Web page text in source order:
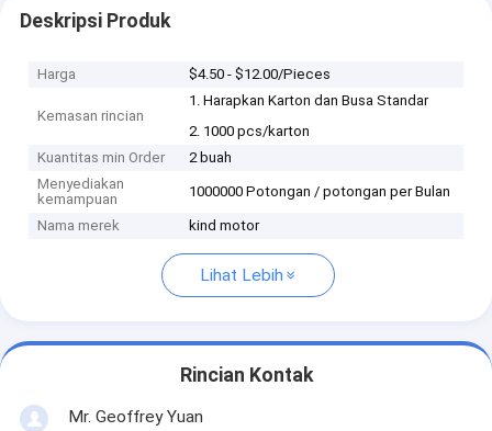
Deskripsi Produk
Harga $4.50 - $12.00/Pieces
Kemasan rincian
1. Harapkan Karton dan Busa Standar
2. 1000 pcs/karton
Kuantitas min Order
2 buah
Menyediakan
kemampuan
1000000 Potongan / potongan per Bulan
Nama merek kind motor
Lihat Lebih
Rincian Kontak
Mr. Geoffrey Yuan